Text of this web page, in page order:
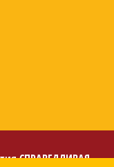
СПРАВЕДЛИВАЯ